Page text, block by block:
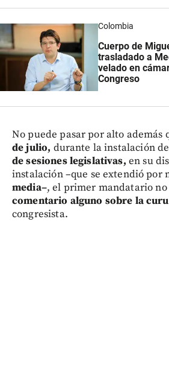
Colombia
Cuerpo de
trasladado a
velado en
Congreso
No puede pasar por alto además
de julio, durante la instalación
de sesiones legislativas, en su
instalación –que se extendió por
media–, el primer mandatario no
comentario alguno sobre la
congresista.